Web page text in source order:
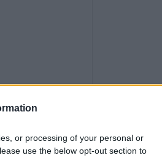
or processing of your personal or
use the below opt-out section to